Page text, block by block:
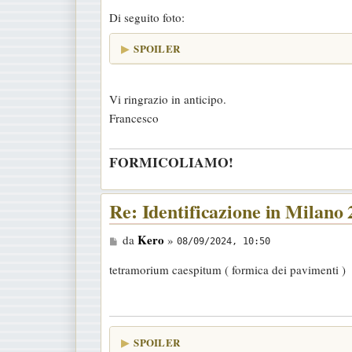
Di seguito foto:
SPOILER
Vi ringrazio in anticipo.
Francesco
FORMICOLIAMO!
Re: Identificazione in Milano
M
s
a
da Kero » 08/09/2024, 10:50
tetramorium caespitum ( formica dei pavimenti )
SPOILER